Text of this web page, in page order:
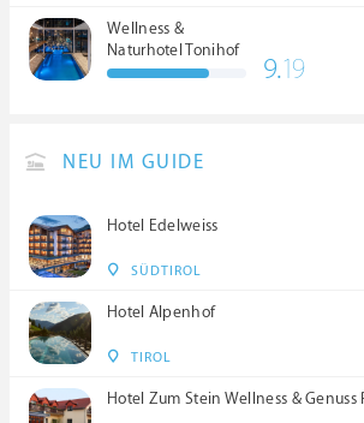
Wellness &
Naturhotel Tonihof
****S
9.19
NEU IM GUIDE
Hotel Edelweiss
SÜDTIROL
Hotel Alpenhof
TIROL
Hotel Zum Stein Wellness & Genuss